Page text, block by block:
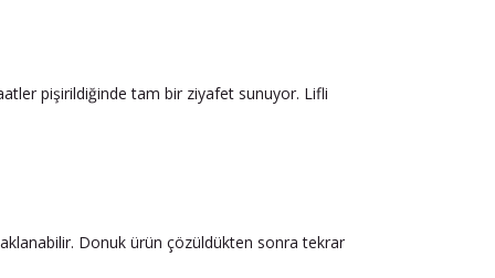
pişirildiğinde tam bir ziyafet sunuyor. Lifli
Donuk ürün çözüldükten sonra tekrar